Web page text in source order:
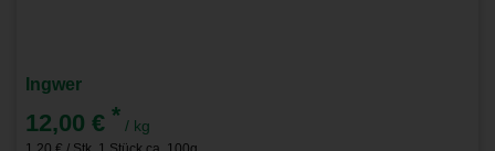
Ingwer
12,00 € * / kg